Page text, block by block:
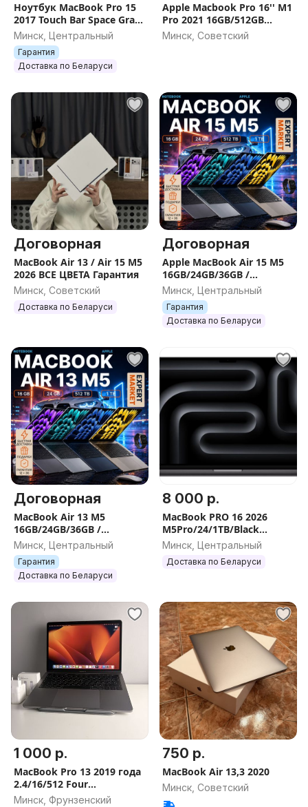
Ноутбук MacBook Pro 15
2017 Touch Bar Space Gray
(Intel Core i7/16GB/SSD
250Gb)
Минск, Центральный
Гарантия
Доставка по Беларуси
Apple Macbook Pro 16'' M1
Pro 2021 16GB/512GB
(MK183)
Минск, Советский
Договорная
MacBook Air 13 / Air 15 M5
2026 ВСЕ ЦВЕТА Гарантия
Минск, Советский
Доставка по Беларуси
Договорная
Apple MacBook Air 15 M5
16GB/24GB/36GB /
256GB/512GB/1TB/2TB
НОВЫЕ , ГАРАНТИЯ
Минск, Центральный
Гарантия
Доставка по Беларуси
Договорная
MacBook Air 13 M5
16GB/24GB/36GB /
512GB/1TB/2TB НОВЫЕ ,
ГАРАНТИЯ
Минск, Центральный
Гарантия
Доставка по Беларуси
8 000 р.
MacBook PRO 16 2026
M5Pro/24/1TB/Black
NEW/OPEN BOX. Apple.
Минск, Центральный
Доставка по Беларуси
1 000 р.
MacBook Pro 13 2019 года
2.4/16/512 Four
Thunderbolt 100%
Минск, Фрунзенский
750 р.
MacBook Air 13,3 2020
Минск, Советский